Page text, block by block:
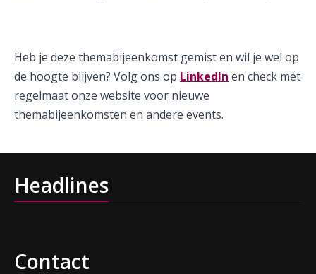
Heb je deze themabijeenkomst gemist en wil je wel op
de hoogte blijven? Volg ons op LinkedIn en check met
regelmaat onze website voor nieuwe
themabijeenkomsten en andere events.
Headlines
Contact